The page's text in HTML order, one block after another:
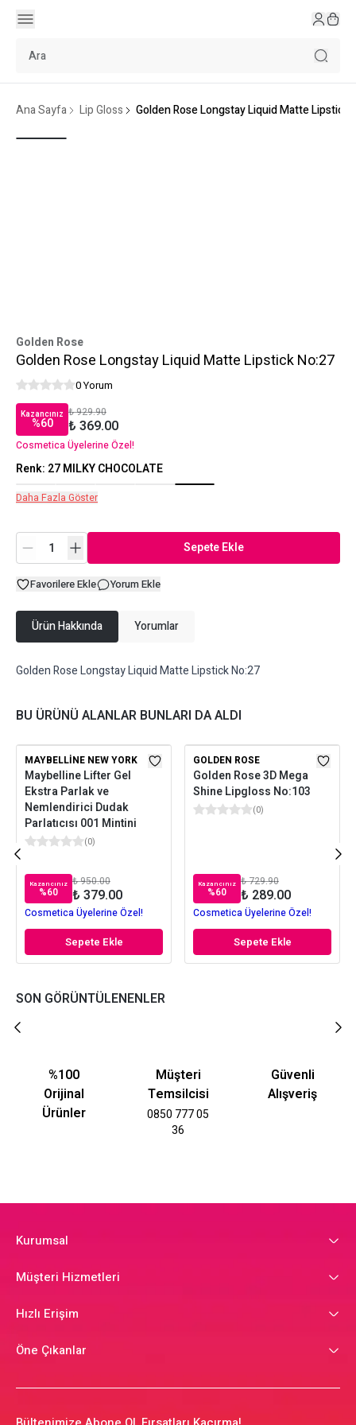
Ana Sayfa Lip Gloss Golden Rose Longstay Liquid Matte Lipstick
Golden Rose
Golden Rose Longstay Liquid Matte Lipstick No:27
0 Yorum
Kazancınız
%60
₺ 929.90
₺ 369.00
Cosmetica Üyelerine Özel!
Renk: 27 MILKY CHOCOLATE
Daha Fazla Göster
Sepete Ekle
Favorilere Ekle Yorum Ekle
Ürün Hakkında Yorumlar
Golden Rose Longstay Liquid Matte Lipstick No:27
BU ÜRÜNÜ ALANLAR BUNLARI DA ALDI
MAYBELLINE NEW YORK
Maybelline Lifter Gel
Ekstra Parlak ve
Nemlendirici Dudak
Parlatıcısı 001 Mintini
(0)
Kazancınız
%60
₺ 950.00
₺ 379.00
Cosmetica Üyelerine Özel!
Sepete Ekle
GOLDEN ROSE
Golden Rose 3D Mega
Shine Lipgloss No:103
(0)
Kazancınız
%60
₺ 729.90
₺ 289.00
Cosmetica Üyelerine Özel!
Sepete Ekle
SON GÖRÜNTÜLENENLER
%100
Orijinal
Ürünler
Müşteri
Temsilcisi
0850 777 05
36
Güvenli
Alışveriş
Kurumsal
Müşteri Hizmetleri
Hızlı Erişim
Öne Çıkanlar